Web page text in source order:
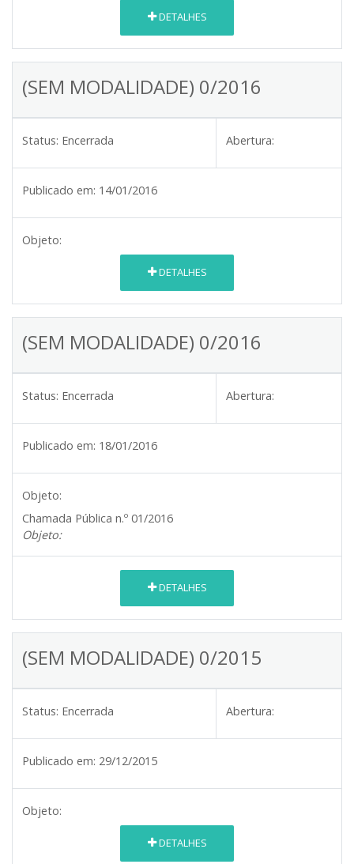
DETALHES
(SEM MODALIDADE) 0/2016
Status: Encerrada Abertura:
Publicado em: 14/01/2016
Objeto:
DETALHES
(SEM MODALIDADE) 0/2016
Status: Encerrada Abertura:
Publicado em: 18/01/2016
Objeto:
Chamada Pública n.º 01/2016
Objeto:
DETALHES
(SEM MODALIDADE) 0/2015
Status: Encerrada Abertura:
Publicado em: 29/12/2015
Objeto:
DETALHES